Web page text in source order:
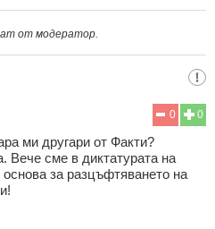
от модератор.
0
0
ми другари от Факти?
Вече сме в диктатурата на
за разцъфтяването на